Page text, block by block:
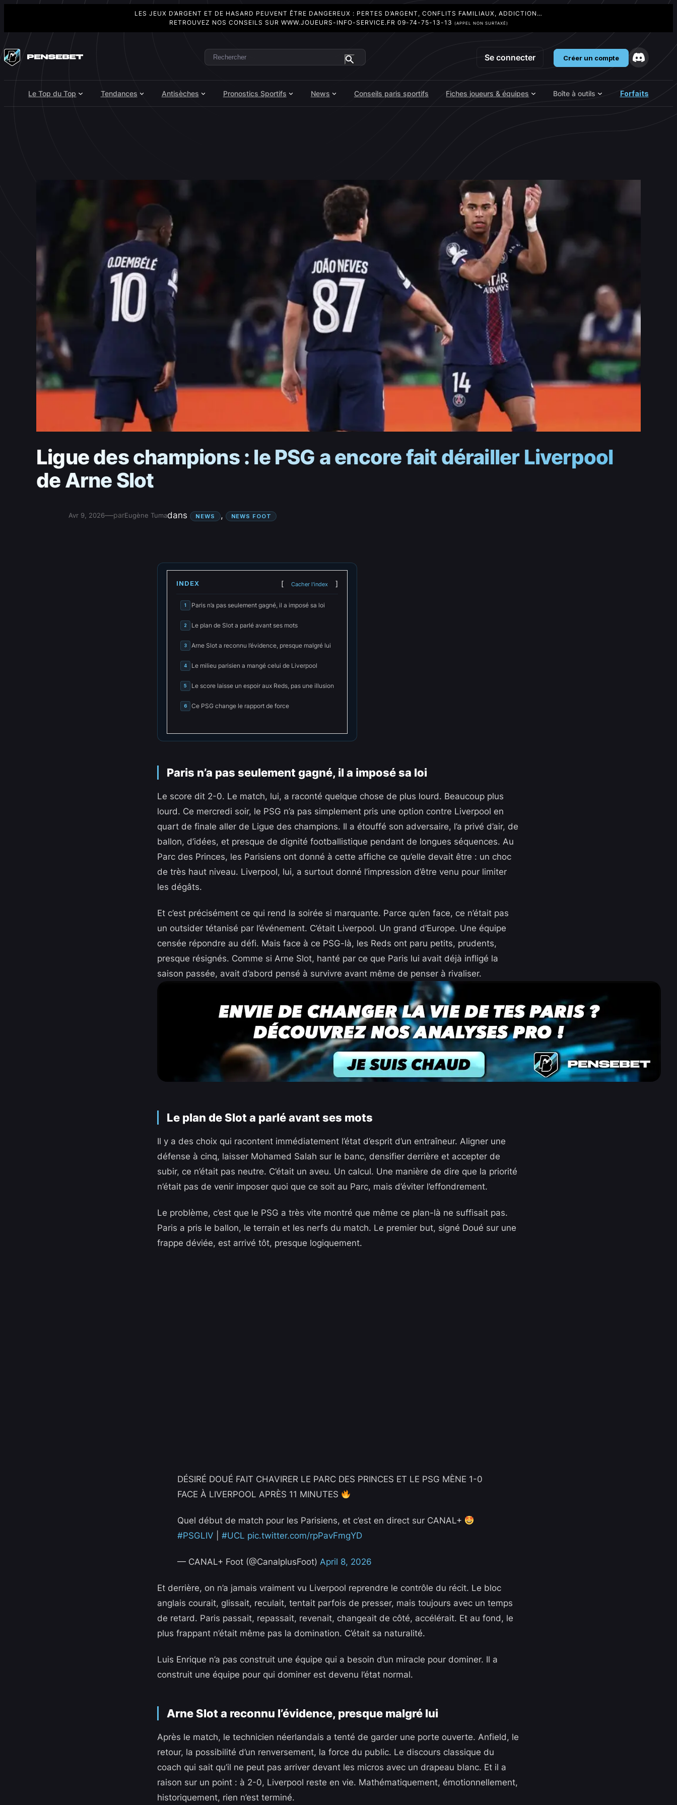
LES JEUX D’ARGENT ET DE HASARD PEUVENT ÊTRE DANGEREUX : PERTES D’ARGENT, CONFLITS FAMILIAUX, ADDICTION…
RETROUVEZ NOS CONSEILS SUR WWW.JOUEURS-INFO-SERVICE.FR 09-74-75-13-13 (APPEL NON SURTAXÉ)
au
contenu
Rechercher Se connecter Créer un compte
Le Top du Top Tendances Antisèches Pronostics Sportifs News Conseils paris sportifs Fiches joueurs & équipes Boîte à outils Forfaits
Ligue des champions : le PSG a encore fait dérailler Liverpool
de Arne Slot
Avr 9, 2026—parEugène Tumadans NEWS , NEWS FOOT
INDEX Cacher l'index
1 Paris n’a pas seulement gagné, il a imposé sa loi
2 Le plan de Slot a parlé avant ses mots
3 Arne Slot a reconnu l’évidence, presque malgré lui
4 Le milieu parisien a mangé celui de Liverpool
5 Le score laisse un espoir aux Reds, pas une illusion
6 Ce PSG change le rapport de force
Paris n’a pas seulement gagné, il a imposé sa loi
Le score dit 2-0. Le match, lui, a raconté quelque chose de plus lourd. Beaucoup plus
lourd. Ce mercredi soir, le PSG n’a pas simplement pris une option contre Liverpool en
quart de finale aller de Ligue des champions. Il a étouffé son adversaire, l’a privé d’air, de
ballon, d’idées, et presque de dignité footballistique pendant de longues séquences. Au
Parc des Princes, les Parisiens ont donné à cette affiche ce qu’elle devait être : un choc
de très haut niveau. Liverpool, lui, a surtout donné l’impression d’être venu pour limiter
les dégâts.
Et c’est précisément ce qui rend la soirée si marquante. Parce qu’en face, ce n’était pas
un outsider tétanisé par l’événement. C’était Liverpool. Un grand d’Europe. Une équipe
censée répondre au défi. Mais face à ce PSG-là, les Reds ont paru petits, prudents,
presque résignés. Comme si Arne Slot, hanté par ce que Paris lui avait déjà infligé la
saison passée, avait d’abord pensé à survivre avant même de penser à rivaliser.
Le plan de Slot a parlé avant ses mots
Il y a des choix qui racontent immédiatement l’état d’esprit d’un entraîneur. Aligner une
défense à cinq, laisser Mohamed Salah sur le banc, densifier derrière et accepter de
subir, ce n’était pas neutre. C’était un aveu. Un calcul. Une manière de dire que la priorité
n’était pas de venir imposer quoi que ce soit au Parc, mais d’éviter l’effondrement.
Le problème, c’est que le PSG a très vite montré que même ce plan-là ne suffisait pas.
Paris a pris le ballon, le terrain et les nerfs du match. Le premier but, signé Doué sur une
frappe déviée, est arrivé tôt, presque logiquement.
DÉSIRÉ DOUÉ FAIT CHAVIRER LE PARC DES PRINCES ET LE PSG MÈNE 1-0
FACE À LIVERPOOL APRÈS 11 MINUTES
Quel début de match pour les Parisiens, et c’est en direct sur CANAL+
#PSGLIV
#UCL pic.twitter.com/rpPavFmgYD
— CANAL+ Foot (@CanalplusFoot) April 8, 2026
Et derrière, on n’a jamais vraiment vu Liverpool reprendre le contrôle du récit. Le bloc
anglais courait, glissait, reculait, tentait parfois de presser, mais toujours avec un temps
de retard. Paris passait, repassait, revenait, changeait de côté, accélérait. Et au fond, le
plus frappant n’était même pas la domination. C’était sa naturalité.
Luis Enrique n’a pas construit une équipe qui a besoin d’un miracle pour dominer. Il a
construit une équipe pour qui dominer est devenu l’état normal.
Arne Slot a reconnu l’évidence, presque malgré lui
Après le match, le technicien néerlandais a tenté de garder une porte ouverte. Anfield, le
retour, la possibilité d’un renversement, la force du public. Le discours classique du
coach qui sait qu’il ne peut pas arriver devant les micros avec un drapeau blanc. Et il a
raison sur un point : à 2-0, Liverpool reste en vie. Mathématiquement, émotionnellement,
historiquement, rien n’est terminé.